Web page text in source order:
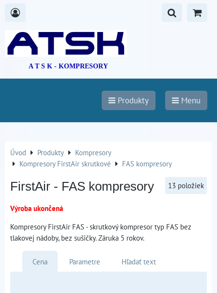
A T S K - KOMPRESORY
Produkty Menu
Úvod Produkty
Kompresory
Kompresory FirstAir skrutkové
FAS kompresory
FirstAir - FAS kompresory 13 položiek
Výroba ukončená
Kompresory FirstAir FAS - skrutkový kompresor typ FAS bez
tlakovej nádoby, bez sušičky. Záruka 5 rokov.
Cena Parametre Hľadať text